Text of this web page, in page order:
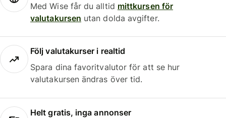
Med Wise får du alltid mittkursen för
valutakursen utan dolda avgifter.
Följ valutakurser i realtid
Spara dina favoritvalutor för att se hur
valutakursen ändras över tid.
Helt gratis, inga annonser